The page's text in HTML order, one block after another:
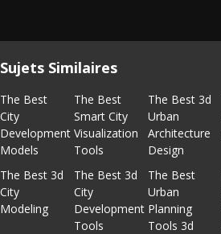
Sujets Similaires
The Best
City
Development
Models
The Best
Smart City
Visualization
Tools
The Best 3d
Urban
Architecture
Design
The Best 3d
City
Modeling
The Best 3d
City
Development
Tools
The Best
Urban
Planning
Tools 3d